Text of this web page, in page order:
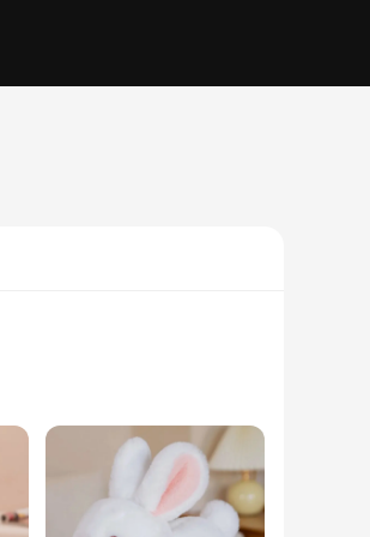
rabbit is not just a toy; it's a